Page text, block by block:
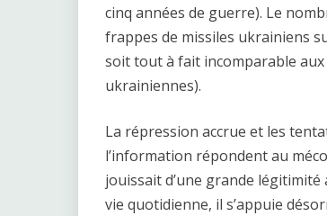
cinq années de guerre). Le
frappes de missiles ukrainiens
soit tout à fait incomparable
ukrainiennes).
La répression accrue et les
l’information répondent au
jouissait d’une grande
vie quotidienne, il s’appuie